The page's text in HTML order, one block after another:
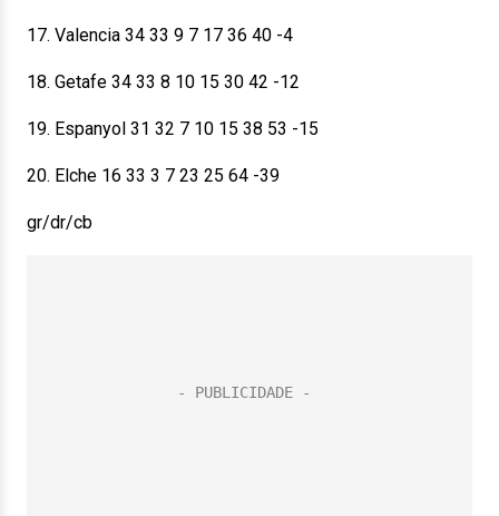
17. Valencia 34 33 9 7 17 36 40 -4
18. Getafe 34 33 8 10 15 30 42 -12
19. Espanyol 31 32 7 10 15 38 53 -15
20. Elche 16 33 3 7 23 25 64 -39
gr/dr/cb